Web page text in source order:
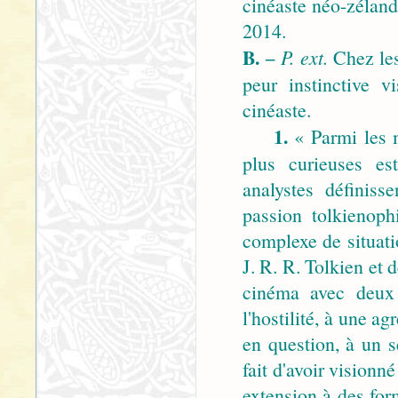
2014.
B. − P. ext. Chez
peur instinctive
cinéaste.
1.« Parmi les
plus curieuses
analystes
passion
complexe de
J. R. R. Tolkien et
cinéma avec
l'hostilité, à une
en question, à un
fait d'avoir